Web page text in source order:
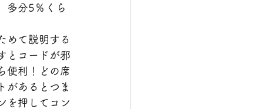
多分5％くら
めて説明する
とコードが邪
便利！どの席
があるとつま
を押してコン